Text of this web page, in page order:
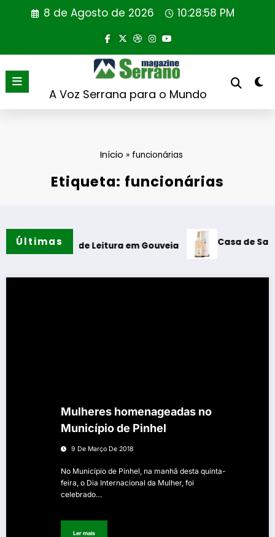
8 de Agosto de 2026 10:28:58 PM
A Voz Serrana para o Mundo
Início » funcionárias
Etiqueta: funcionárias
Últimas
Cabine de Leitura em Gouveia Casa de Santar
Mulheres homenageadas no
Município de Pinhel
9 De Março De 2018
No Município de Pinhel, na manhã desta quinta-
feira, o Dia Internacional da Mulher, foi
celebrado…
Ler mais